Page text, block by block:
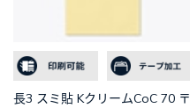
長3 スミ貼 KクリームCoC 70 〒